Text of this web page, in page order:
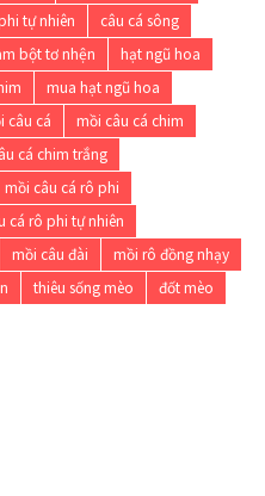
tự nhiên
câu cá sông
bột tơ nhện
hạt ngũ hoa
mua hạt ngũ hoa
câu cá
mồi câu cá chim
cá chim trắng
mồi câu cá rô phi
cá rô phi tự nhiên
mồi câu đài
mồi rô đồng nhạy
thiêu sống mèo đốt mèo